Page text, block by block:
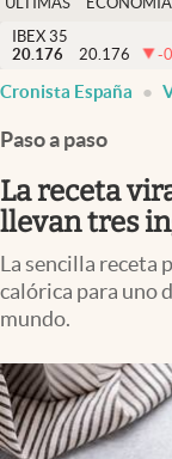
Criptomonedas
España
NOTICIAS
FINANZAS
IBEX 35
20.176
20.176 -
Cronista España
Paso a paso
La receta
llevan tres
La sencilla receta
calórica para uno
mundo.